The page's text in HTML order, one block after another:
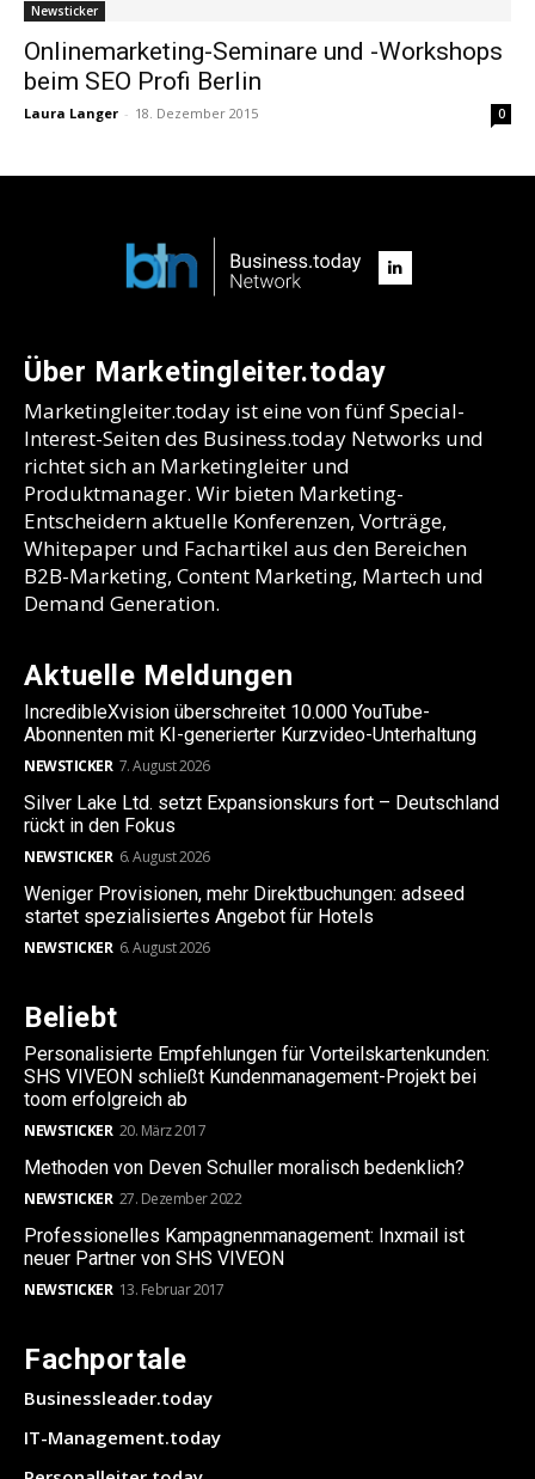
Newsticker
Onlinemarketing-Seminare und -Workshops
beim SEO Profi Berlin
Laura Langer - 18. Dezember 2015 0
Über Marketingleiter.today
Marketingleiter.today ist eine von fünf Special-
Interest-Seiten des Business.today Networks und
richtet sich an Marketingleiter und
Produktmanager. Wir bieten Marketing-
Entscheidern aktuelle Konferenzen, Vorträge,
Whitepaper und Fachartikel aus den Bereichen
B2B-Marketing, Content Marketing, Martech und
Demand Generation.
Aktuelle Meldungen
IncredibleXvision überschreitet 10.000 YouTube-
Abonnenten mit KI-generierter Kurzvideo-Unterhaltung
NEWSTICKER 7. August 2026
Silver Lake Ltd. setzt Expansionskurs fort – Deutschland
rückt in den Fokus
NEWSTICKER 6. August 2026
Weniger Provisionen, mehr Direktbuchungen: adseed
startet spezialisiertes Angebot für Hotels
NEWSTICKER 6. August 2026
Beliebt
Personalisierte Empfehlungen für Vorteilskartenkunden:
SHS VIVEON schließt Kundenmanagement-Projekt bei
toom erfolgreich ab
NEWSTICKER 20. März 2017
Methoden von Deven Schuller moralisch bedenklich?
NEWSTICKER 27. Dezember 2022
Professionelles Kampagnenmanagement: Inxmail ist
neuer Partner von SHS VIVEON
NEWSTICKER 13. Februar 2017
Fachportale
Businessleader.today
IT-Management.today